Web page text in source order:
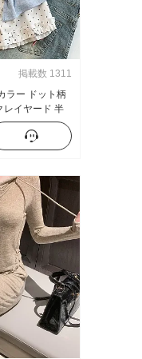
掲載数 1311
ラー ドット柄
レイヤード 半
スイートスタ